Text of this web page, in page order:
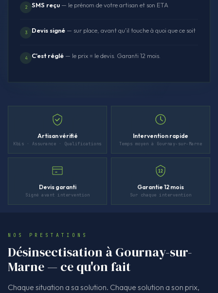
2 SMS reçu — le prénom de votre artisan et son ETA
3 Devis signé — sur place, avant qu'il touche à quoi que ce soit
4 C'est réglé — le prix = le devis. Garanti 12 mois.
Artisan vérifié
Kbis · Assurance · Qualifications
Intervention rapide
Temps moyen à Gournay-sur-Marne
Devis garanti
Signé avant intervention
12
Garantie 12 mois
Sur chaque intervention
NOS PRESTATIONS
Désinsectisation à Gournay-sur-
Marne — ce qu'on fait
Chaque situation a sa solution. Chaque solution a son prix,